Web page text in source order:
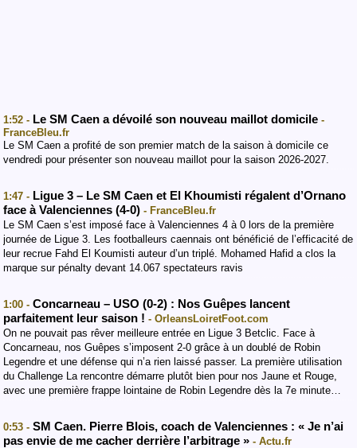
1:52 - Le SM Caen a dévoilé son nouveau maillot domicile -
FranceBleu.fr
Le SM Caen a profité de son premier match de la saison à domicile ce
vendredi pour présenter son nouveau maillot pour la saison 2026-2027.
1:47 - Ligue 3 – Le SM Caen et El Khoumisti régalent d’Ornano
face à Valenciennes (4-0) - FranceBleu.fr
Le SM Caen s’est imposé face à Valenciennes 4 à 0 lors de la première
journée de Ligue 3. Les footballeurs caennais ont bénéficié de l’efficacité de
leur recrue Fahd El Koumisti auteur d’un triplé. Mohamed Hafid a clos la
marque sur pénalty devant 14.067 spectateurs ravis
1:00 - Concarneau – USO (0-2) : Nos Guêpes lancent
parfaitement leur saison ! - OrleansLoiretFoot.com
On ne pouvait pas rêver meilleure entrée en Ligue 3 Betclic. Face à
Concarneau, nos Guêpes s’imposent 2-0 grâce à un doublé de Robin
Legendre et une défense qui n’a rien laissé passer. La première utilisation
du Challenge La rencontre démarre plutôt bien pour nos Jaune et Rouge,
avec une première frappe lointaine de Robin Legendre dès la 7e minute…
0:53 - SM Caen. Pierre Blois, coach de Valenciennes : « Je n’ai
pas envie de me cacher derrière l’arbitrage » - Actu.fr